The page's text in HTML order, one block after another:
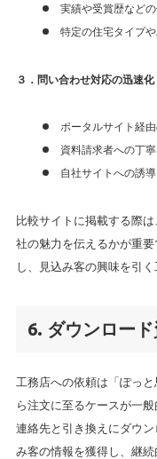
実績や受賞歴など
特定の住宅タイプ
３．問い合わせ対応の迅速化
ポータルサイト経
資料請求者への丁
自社サイトへの誘
比較サイトに掲載する際
社の魅力を伝えるかが重
し、見込み客の興味を引く
6. ダウンロー
工務店への依頼は「ぽっ
ら注文に至るケースが一
連絡先と引き換えにダウ
み客の情報を獲得し、継